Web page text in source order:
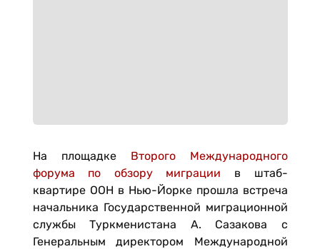
На площадке Второго Международного
форума по обзору миграции в штаб-
квартире ООН в Нью-Йорке прошла встреча
начальника Государственной миграционной
службы Туркменистана А. Сазакова с
Генеральным директором Международной